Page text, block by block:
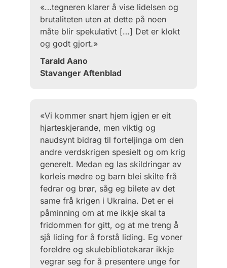
«…tegneren klarer å vise lidelsen og
brutaliteten uten at dette på noen
måte blir spekulativt […] Det er klokt
og godt gjort.»
Tarald Aano
Stavanger Aftenblad
«Vi kommer snart hjem igjen er eit
hjarteskjerande, men viktig og
naudsynt bidrag til forteljinga om den
andre verdskrigen spesielt og om krig
generelt. Medan eg las skildringar av
korleis mødre og barn blei skilte frå
fedrar og brør, såg eg bilete av det
same frå krigen i Ukraina. Det er ei
påminning om at me ikkje skal ta
fridommen for gitt, og at me treng å
sjå liding for å forstå liding. Eg voner
foreldre og skulebibliotekarar ikkje
vegrar seg for å presentere unge for